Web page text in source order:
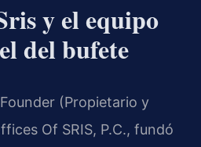
y el equipo
del bufete
(Propietario y
Of SRIS, P.C., fundó